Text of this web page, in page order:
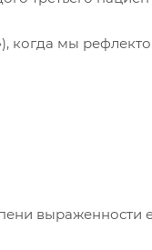
когда мы
выраженности